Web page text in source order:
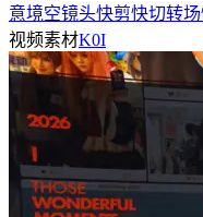
意境空镜头快剪快切转
视频素材K0I